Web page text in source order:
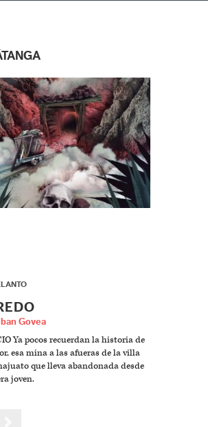
Govea
Ya pocos recuerdan la historia de
esa mina a las afueras de la villa
que lleva abandonada desde
joven.